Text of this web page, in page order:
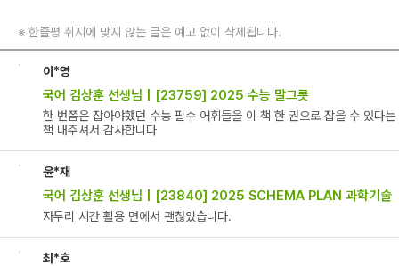
※ 한줄평 취지에 맞지 않는 글은 예고 없이 삭제됩니다.
이*영
국어 김상훈 선생님 | [23759] 2025 수능 말그릇
한 번쯤은 잡아야했던 수능 필수 어휘들을 이 책 한 권으로 잡을 수 있다
책 내주셔서 감사합니다
윤*재
국어 김상훈 선생님 | [23840] 2025 SCHEMA PLAN 과학기술
자투리 시간 활용 면에서 괜찮았습니다.
최*호